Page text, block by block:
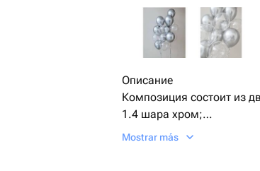
Описание
Композиция состоит из
1.4 шара хром;
2. 3 шара с конфетти;
Mostrar más